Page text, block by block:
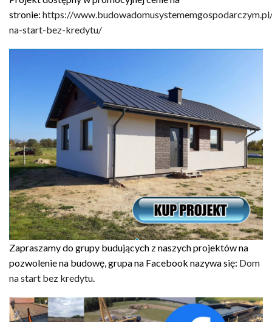
stronie: https://
na-start-bez-kredytu/
Zapraszamy do grupy budujących z naszych projektów na
pozwolenie na budowę, grupa na Facebook nazywa się: Dom
na start bez kredytu.